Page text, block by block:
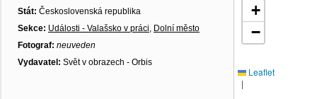
Stát: Československá republika
Sekce: Události - Valašsko v práci, Dolní město
Fotograf: neuveden
Vydavatel: Svět v obrazech - Orbis
+
−
Leaflet
|